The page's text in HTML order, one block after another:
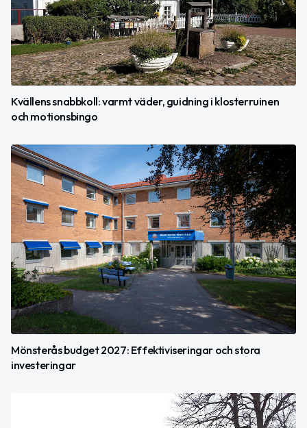
Kvällens snabbkoll: varmt väder, guidning i klosterruinen
och motionsbingo
Mönsterås budget 2027: Effektiviseringar och stora
investeringar